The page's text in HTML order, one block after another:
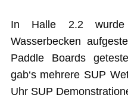
In Halle 2.2 wurde
Wasserbecken
Paddle Boards
gab‘s mehrere SUP
Uhr SUP